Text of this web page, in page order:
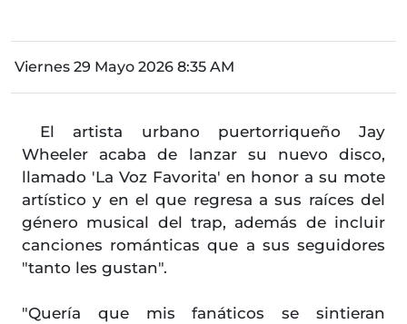
Viernes 29 Mayo 2026 8:35 AM
El artista urbano puertorriqueño Jay
Wheeler acaba de lanzar su nuevo disco,
llamado 'La Voz Favorita' en honor a su mote
artístico y en el que regresa a sus raíces del
género musical del trap, además de incluir
canciones románticas que a sus seguidores
"tanto les gustan".
"Quería que mis fanáticos se sintieran